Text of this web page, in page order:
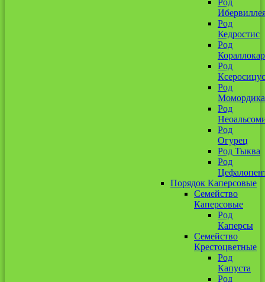
Род
Род
Кедростис
Род
Род
Ксеросицус
Род
Момордика
Род
Род
Огурец
Род Тыква
Род
Порядок Каперсовые
Семейство
Каперсовые
Род
Каперсы
Семейство
Крестоцветные
Род
Капуста
Род